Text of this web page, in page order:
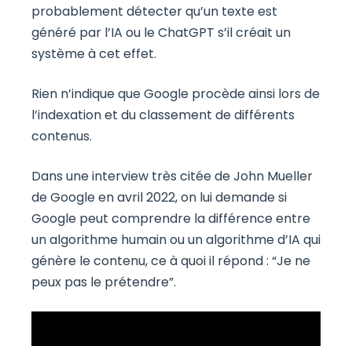
probablement détecter qu’un texte est
généré par l’IA ou le ChatGPT s’il créait un
système à cet effet.
Rien n’indique que Google procède ainsi lors de
l’indexation et du classement de différents
contenus.
Dans une interview très citée de John Mueller
de Google en avril 2022, on lui demande si
Google peut comprendre la différence entre
un algorithme humain ou un algorithme d’IA qui
génère le contenu, ce à quoi il répond : “Je ne
peux pas le prétendre”.